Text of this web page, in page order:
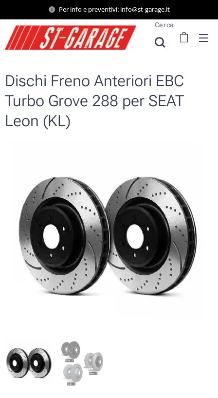
Per info e preventivi: info@st-garage.it
Cerca
Dischi Freno Anteriori EBC
Turbo Grove 288 per SEAT
Leon (KL)